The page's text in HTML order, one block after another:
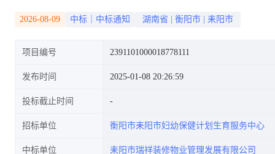
2026-08-09 中标｜中标通知 湖南省 衡阳市 耒阳市
项目编号 2391101000018778111
发布时间 2025-01-08 20:26:59
投标截止时间
招标单位 衡阳市耒阳市妇幼保健计划生育服务中心
中标单位 耒阳市瑞祥装修物业管理发展有限公司